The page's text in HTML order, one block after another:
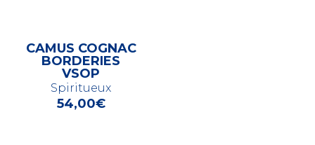
CAMUS COGNAC
BORDERIES
VSOP
Spiritueux
54,00€